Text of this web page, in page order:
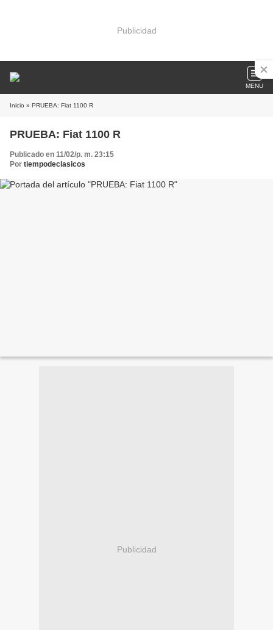
Publicidad
MENU
Inicio » PRUEBA: Fiat 1100 R
PRUEBA: Fiat 1100 R
Publicado en 11/02/p. m. 23:15
Por tiempodeclasicos
Publicidad